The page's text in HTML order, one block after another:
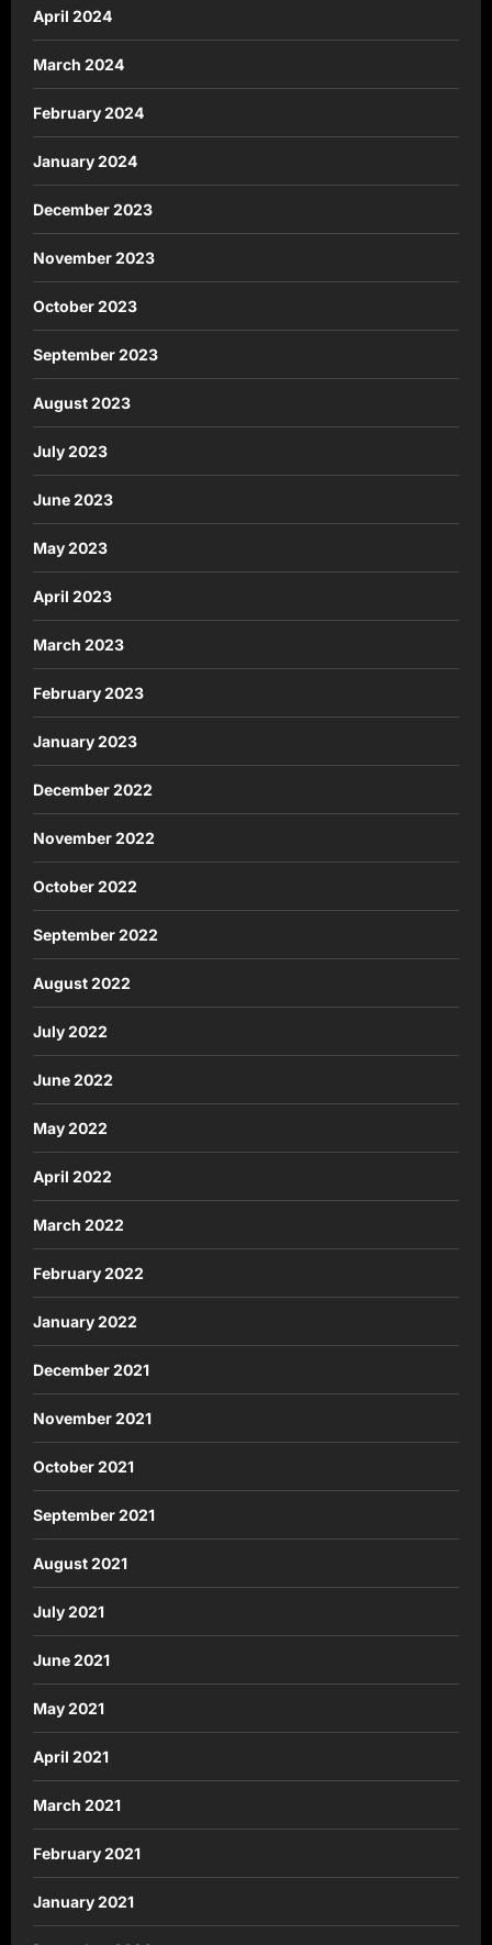
April 2024
March 2024
February 2024
January 2024
December 2023
November 2023
October 2023
September 2023
August 2023
July 2023
June 2023
May 2023
April 2023
March 2023
February 2023
January 2023
December 2022
November 2022
October 2022
September 2022
August 2022
July 2022
June 2022
May 2022
April 2022
March 2022
February 2022
January 2022
December 2021
November 2021
October 2021
September 2021
August 2021
July 2021
June 2021
May 2021
April 2021
March 2021
February 2021
January 2021